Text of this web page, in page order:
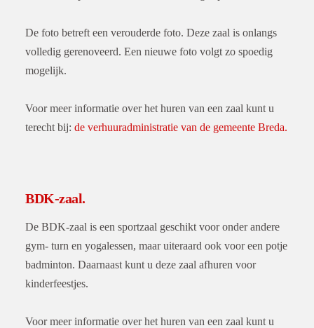
De foto betreft een verouderde foto. Deze zaal is onlangs
volledig gerenoveerd. Een nieuwe foto volgt zo spoedig
mogelijk.
Voor meer informatie over het huren van een zaal kunt u
terecht bij: de verhuuradministratie van de gemeente Breda.
BDK-zaal.
De BDK-zaal is een sportzaal geschikt voor onder andere
gym- turn en yogalessen, maar uiteraard ook voor een potje
badminton. Daarnaast kunt u deze zaal afhuren voor
kinderfeestjes.
Voor meer informatie over het huren van een zaal kunt u